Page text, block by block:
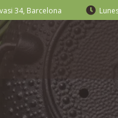
34, Barcelona